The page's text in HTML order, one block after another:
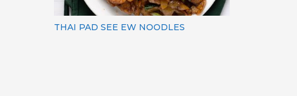
THAI PAD SEE EW NOODLES